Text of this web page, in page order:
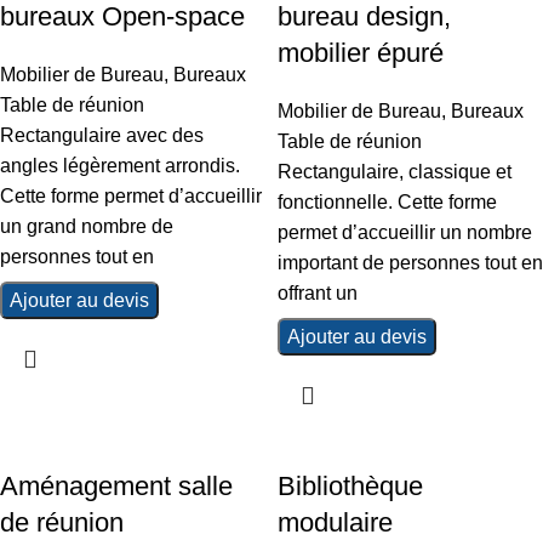
bureaux Open-space
Mobilier de Bureau, Bureaux
Table de réunion
Rectangulaire avec des
angles légèrement arrondis.
Cette forme permet d’accueillir
un grand nombre de
personnes tout en
Ajouter au devis
bureau design,
mobilier épuré
Mobilier de Bureau, Bureaux
Table de réunion
Rectangulaire, classique et
fonctionnelle. Cette forme
permet d’accueillir un nombre
important de personnes tout en
offrant un
Ajouter au devis
Aménagement salle
de réunion
Bibliothèque
modulaire